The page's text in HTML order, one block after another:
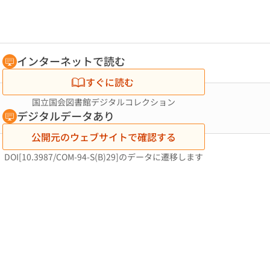
インターネットで読む
すぐに読む
国立国会図書館デジタルコレクション
デジタルデータあり
公開元のウェブサイトで確認する
DOI[10.3987/COM-94-S(B)29]のデータに遷移します